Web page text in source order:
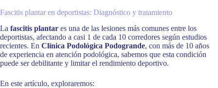
Fascitis plantar en deportistas: Diagnóstico y tratamiento
La fascitis plantar es una de las lesiones más comunes entre los
deportistas, afectando a casi 1 de cada 10 corredores según estudios
recientes. En Clínica Podológica Podogrande, con más de 10 años
de experiencia en atención podológica, sabemos que esta condición
puede ser debilitante y limitar el rendimiento deportivo.
En este artículo, exploraremos: